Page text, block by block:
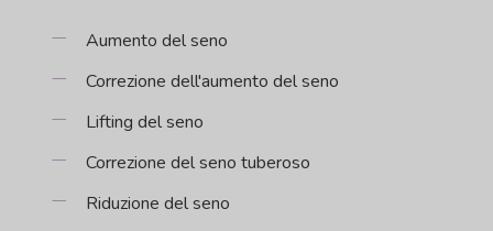
Aumento del seno
Correzione dell'aumento del seno
Lifting del seno
Correzione del seno tuberoso
Riduzione del seno